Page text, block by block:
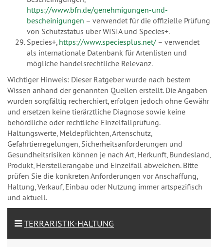
https://www.bfn.de/genehmigungen-und-
bescheinigungen – verwendet für die offizielle Prüfung
von Schutzstatus über WISIA und Species+.
Species+, https://www.speciesplus.net/ – verwendet
als internationale Datenbank für Artenlisten und
mögliche handelsrechtliche Relevanz.
Wichtiger Hinweis: Dieser Ratgeber wurde nach bestem
Wissen anhand der genannten Quellen erstellt. Die Angaben
wurden sorgfältig recherchiert, erfolgen jedoch ohne Gewähr
und ersetzen keine tierärztliche Diagnose sowie keine
behördliche oder rechtliche Einzelfallprüfung.
Haltungswerte, Meldepflichten, Artenschutz,
Gefahrtierregelungen, Sicherheitsanforderungen und
Gesundheitsrisiken können je nach Art, Herkunft, Bundesland,
Produkt, Herstellerangabe und Einzelfall abweichen. Bitte
prüfen Sie die konkreten Anforderungen vor Anschaffung,
Haltung, Verkauf, Einbau oder Nutzung immer artspezifisch
und aktuell.
TERRARISTIK-HALTUNG